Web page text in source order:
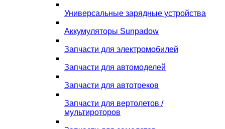
Универсальные зарядные устройства
Аккумуляторы Sunpadow
Запчасти для электромобилей
Запчасти для автомоделей
Запчасти для автотреков
Запчасти для вертолетов /
мультироторов